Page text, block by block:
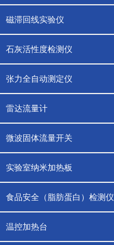
磁滞回线实验仪
石灰活性度检测仪
张力全自动测定仪
雷达流量计
微波固体流量开关
实验室纳米加热板
食品安全（脂肪蛋白）检测仪
温控加热台